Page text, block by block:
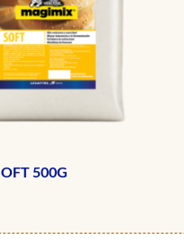
500G